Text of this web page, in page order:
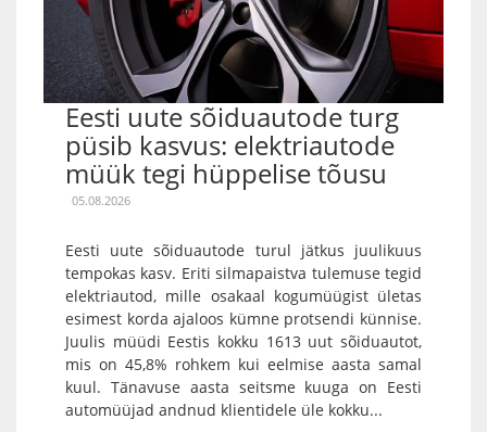
Eesti uute sõiduautode turg
püsib kasvus: elektriautode
müük tegi hüppelise tõusu
05.08.2026
Eesti uute sõiduautode turul jätkus juulikuus
tempokas kasv. Eriti silmapaistva tulemuse tegid
elektriautod, mille osakaal kogumüügist ületas
esimest korda ajaloos kümne protsendi künnise.
Juulis müüdi Eestis kokku 1613 uut sõiduautot,
mis on 45,8% rohkem kui eelmise aasta samal
kuul. Tänavuse aasta seitsme kuuga on Eesti
automüüjad andnud klientidele üle kokku...